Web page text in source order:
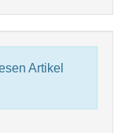
Artikel